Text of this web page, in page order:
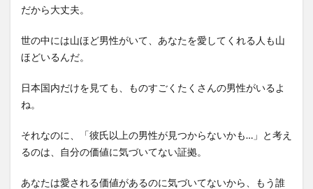
だから大丈夫。
世の中には山ほど男性がいて、あなたを愛してくれる人も山
ほどいるんだ。
日本国内だけを見ても、ものすごくたくさんの男性がいるよ
ね。
それなのに、「彼氏以上の男性が見つからないかも…」と考え
るのは、自分の価値に気づいてない証拠。
あなたは愛される価値があるのに気づいてないから、もう誰